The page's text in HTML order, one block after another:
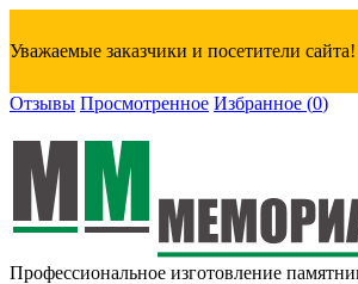
Уважаемые заказчики и посетители
Отзывы Просмотренное Избранное (0)
Профессиональное изготовление